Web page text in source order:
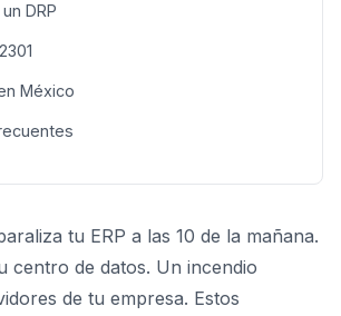
tu ERP a las 10 de la mañana.
centro de datos. Un incendio
de tu empresa. Estos
DRP
México